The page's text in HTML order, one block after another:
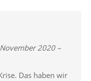
2020 –
Das haben wir